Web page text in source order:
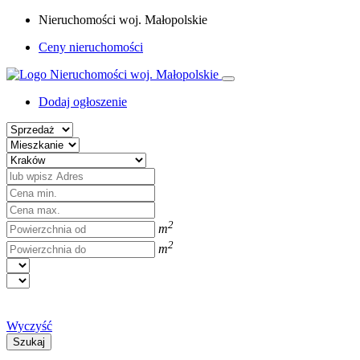
Nieruchomości woj. Małopolskie
Ceny nieruchomości
Dodaj ogłoszenie
m2
m2
Wyczyść
Szukaj